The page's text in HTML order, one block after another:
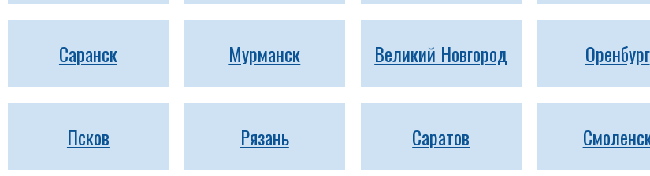
Саранск Мурманск Великий Новгород Оренбург
Псков Рязань Саратов